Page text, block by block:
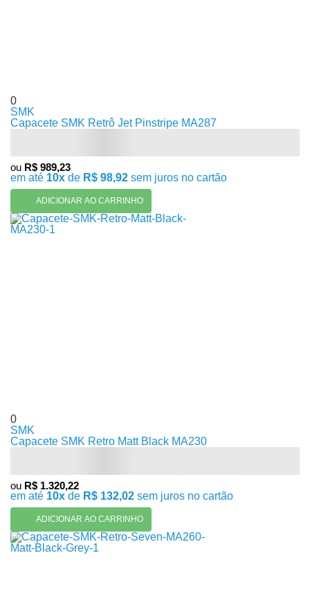
0
SMK
Capacete SMK Retrô Jet Pinstripe MA287
ou R$ 989,23
em até 10x de R$ 98,92 sem juros no cartão
ADICIONAR AO CARRINHO
0
SMK
Capacete SMK Retro Matt Black MA230
ou R$ 1.320,22
em até 10x de R$ 132,02 sem juros no cartão
ADICIONAR AO CARRINHO